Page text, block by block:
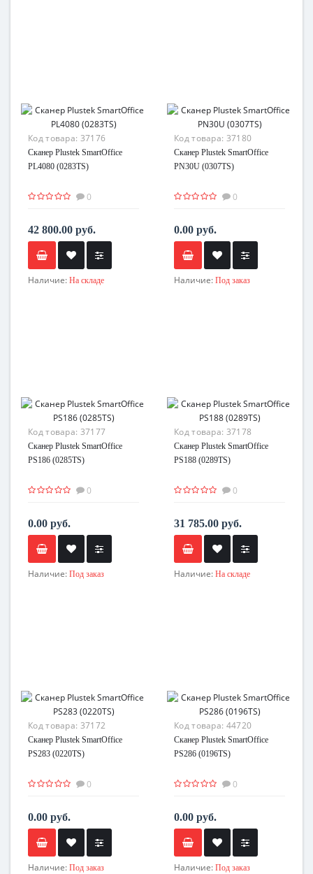
Код товара: 37176
Сканер Plustek SmartOffice
PL4080 (0283TS)
0
42 800.00 руб.
Наличие: На складе
Код товара: 37180
Сканер Plustek SmartOffice
PN30U (0307TS)
0
0.00 руб.
Наличие: Под заказ
Код товара: 37177
Сканер Plustek SmartOffice
PS186 (0285TS)
0
0.00 руб.
Наличие: Под заказ
Код товара: 37178
Сканер Plustek SmartOffice
PS188 (0289TS)
0
31 785.00 руб.
Наличие: На складе
Код товара: 37172
Сканер Plustek SmartOffice
PS283 (0220TS)
0
0.00 руб.
Наличие: Под заказ
Код товара: 44720
Сканер Plustek SmartOffice
PS286 (0196TS)
0
0.00 руб.
Наличие: Под заказ